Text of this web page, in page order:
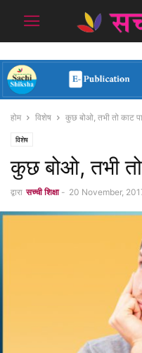
होम विशेष कुछ बोओ, तभी तो काट
विशेष
कुछ बोओ, तभी
द्वारा सच्ची शिक्षा - 20 November,